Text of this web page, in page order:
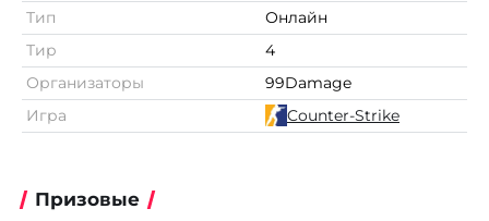
Тип
Онлайн
Тир
4
Организаторы
99Damage
Игра
Counter-Strike
Призовые